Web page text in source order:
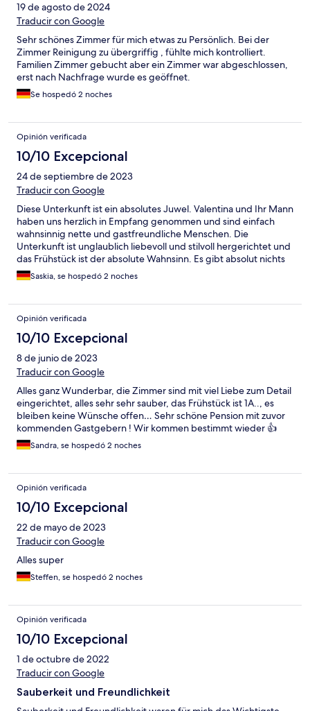
19 de agosto de 2024
Traducir con Google
Sehr schönes Zimmer für mich etwas zu Persönlich. Bei der
Zimmer Reinigung zu übergriffig , fühlte mich kontrolliert.
Familien Zimmer gebucht aber ein Zimmer war abgeschlossen,
erst nach Nachfrage wurde es geöffnet.
Se hospedó 2 noches
Opinión verificada
10/10 Excepcional
24 de septiembre de 2023
Traducir con Google
Diese Unterkunft ist ein absolutes Juwel. Valentina und Ihr Mann
haben uns herzlich in Empfang genommen und sind einfach
wahnsinnig nette und gastfreundliche Menschen. Die
Unterkunft ist unglaublich liebevoll und stilvoll hergerichtet und
das Frühstück ist der absolute Wahnsinn. Es gibt absolut nichts
zu beanstanden. Wir kommen auf jeden Fall wieder.
Saskia, se hospedó 2 noches
Opinión verificada
10/10 Excepcional
8 de junio de 2023
Traducir con Google
Alles ganz Wunderbar, die Zimmer sind mit viel Liebe zum Detail
eingerichtet, alles sehr sehr sauber, das Frühstück ist 1A.., es
bleiben keine Wünsche offen… Sehr schöne Pension mit zuvor
kommenden Gastgebern ! Wir kommen bestimmt wieder 👍
Sandra, se hospedó 2 noches
Opinión verificada
10/10 Excepcional
22 de mayo de 2023
Traducir con Google
Alles super
Steffen, se hospedó 2 noches
Opinión verificada
10/10 Excepcional
1 de octubre de 2022
Traducir con Google
Sauberkeit und Freundlichkeit